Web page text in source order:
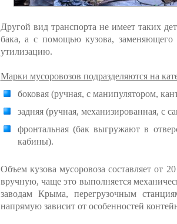
Другой вид транспорта не имеет таких
бака, а с помощью кузова, заменяющего
утилизацию.
Марки мусоровозов подразделяются на
боковая (ручная, с манипулятором,
задняя (ручная, механизированная, с
фронтальная (бак выгружают в
кабины).
Объем кузова мусоровоза составляет
вручную, чаще это выполняется
заводам Крыма, перегрузочным
напрямую зависит от особенностей